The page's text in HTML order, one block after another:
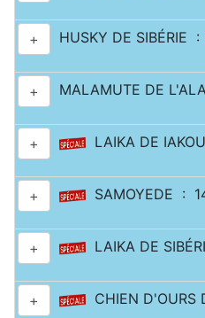
+ HUSKY DE SIBÉRIE
+ MALAMUTE DE
+ LAIKA DE
+ SAMOYEDE :
+ LAIKA DE
+ CHIEN